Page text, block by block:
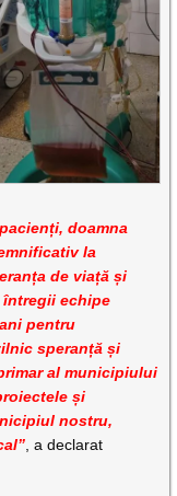
doamna
la
de viață și
întregii echipe
pentru
speranță și
al municipiului
și
nostru,
, a declarat